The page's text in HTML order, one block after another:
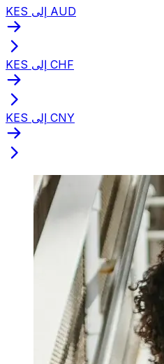
KES إلى AUD
KES إلى CHF
KES إلى CNY